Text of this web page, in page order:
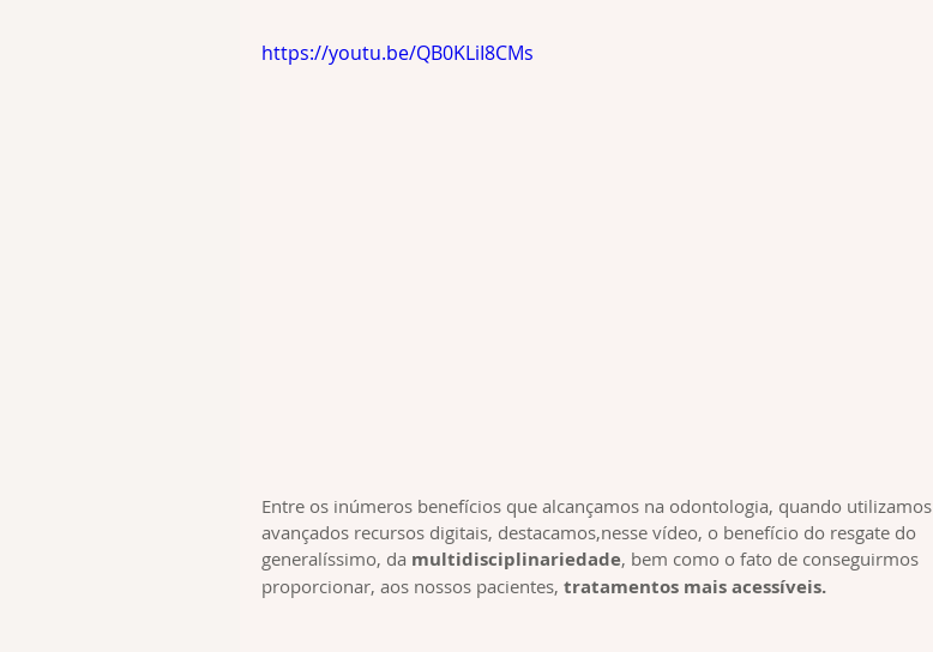
https://youtu.be/QB0KLiI8CMs
Entre os inúmeros benefícios que alcançamos na odontologia, quando utilizamos
avançados recursos digitais, destacamos,nesse vídeo, o benefício do resgate do
generalíssimo, da multidisciplinariedade, bem como o fato de conseguirmos
proporcionar, aos nossos pacientes, tratamentos mais acessíveis. ️